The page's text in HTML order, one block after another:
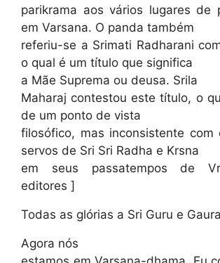
parikrama aos vários lugares de
em Varsana. O panda também
referiu-se a Srimati Radharani
o qual é um título que significa
a Mãe Suprema ou deusa. Srila
Maharaj contestou este título, o
de um ponto de vista
filosófico, mas inconsistente com
servos de Sri Sri Radha e Krsna
em seus passatempos de
editores ]
Todas as glórias a Sri Guru e
Agora nós